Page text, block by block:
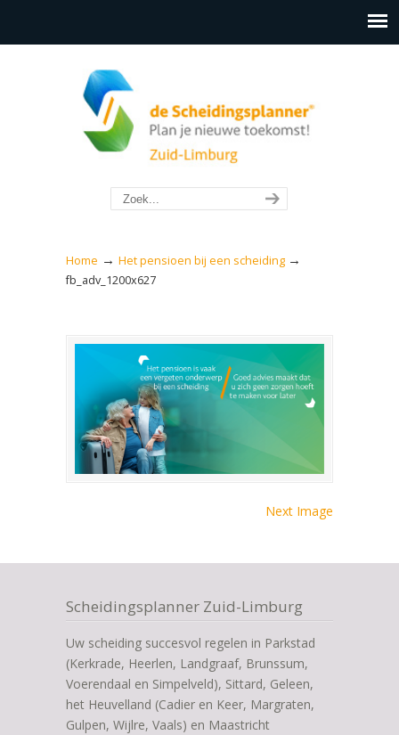
Home → Het pensioen bij een scheiding →
fb_adv_1200x627
Next Image
Scheidingsplanner Zuid-Limburg
Uw scheiding succesvol regelen in Parkstad
(Kerkrade, Heerlen, Landgraaf, Brunssum,
Voerendaal en Simpelveld), Sittard, Geleen,
het Heuvelland (Cadier en Keer, Margraten,
Gulpen, Wijlre, Vaals) en Maastricht